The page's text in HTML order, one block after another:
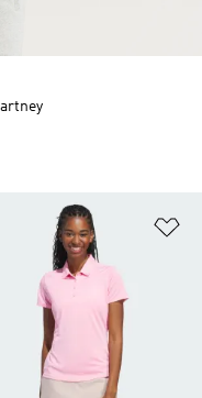
seznamu přání